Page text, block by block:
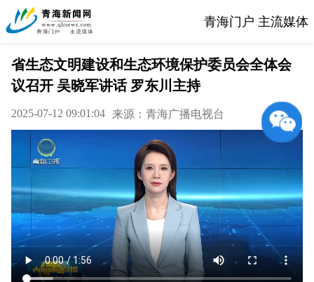
青海门户 主流媒体
省生态文明建设和生态环境保护委员会全体会
议召开 吴晓军讲话 罗东川主持
2025-07-12 09:01:04 来源：青海广播电视台